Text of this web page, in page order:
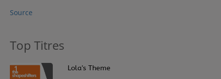
Source
Top Titres
1 Lola's Theme